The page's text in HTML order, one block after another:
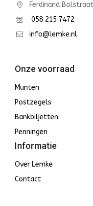
Ferdinand
058 215 7472
info@lemke.nl
Onze voorraad
Munten
Postzegels
Bankbiljetten
Penningen
Informatie
Over Lemke
Contact